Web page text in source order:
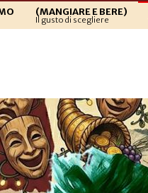
(MANGIARE E BERE)
Il gusto di scegliere